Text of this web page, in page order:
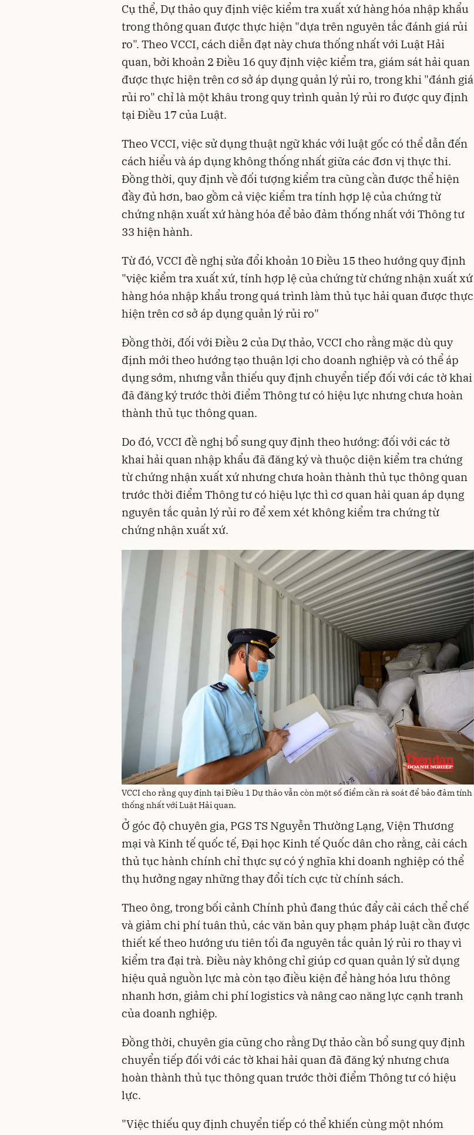
Cụ thể, Dự thảo quy định việc kiểm tra xuất xứ hàng hóa nhập khẩu
trong thông quan được thực hiện "dựa trên nguyên tắc đánh giá rủi
ro". Theo VCCI, cách diễn đạt này chưa thống nhất với Luật Hải
quan, bởi khoản 2 Điều 16 quy định việc kiểm tra, giám sát hải quan
được thực hiện trên cơ sở áp dụng quản lý rủi ro, trong khi "đánh giá
rủi ro" chỉ là một khâu trong quy trình quản lý rủi ro được quy định
tại Điều 17 của Luật.
Theo VCCI, việc sử dụng thuật ngữ khác với luật gốc có thể dẫn đến
cách hiểu và áp dụng không thống nhất giữa các đơn vị thực thi.
Đồng thời, quy định về đối tượng kiểm tra cũng cần được thể hiện
đầy đủ hơn, bao gồm cả việc kiểm tra tính hợp lệ của chứng từ
chứng nhận xuất xứ hàng hóa để bảo đảm thống nhất với Thông tư
33 hiện hành.
Từ đó, VCCI đề nghị sửa đổi khoản 10 Điều 15 theo hướng quy định
"việc kiểm tra xuất xứ, tính hợp lệ của chứng từ chứng nhận xuất xứ
hàng hóa nhập khẩu trong quá trình làm thủ tục hải quan được thực
hiện trên cơ sở áp dụng quản lý rủi ro"
Đồng thời, đối với Điều 2 của Dự thảo, VCCI cho rằng mặc dù quy
định mới theo hướng tạo thuận lợi cho doanh nghiệp và có thể áp
dụng sớm, nhưng vẫn thiếu quy định chuyển tiếp đối với các tờ khai
đã đăng ký trước thời điểm Thông tư có hiệu lực nhưng chưa hoàn
thành thủ tục thông quan.
Do đó, VCCI đề nghị bổ sung quy định theo hướng: đối với các tờ
khai hải quan nhập khẩu đã đăng ký và thuộc diện kiểm tra chứng
từ chứng nhận xuất xứ nhưng chưa hoàn thành thủ tục thông quan
trước thời điểm Thông tư có hiệu lực thì cơ quan hải quan áp dụng
nguyên tắc quản lý rủi ro để xem xét không kiểm tra chứng từ
chứng nhận xuất xứ.
VCCI cho rằng quy định tại Điều 1 Dự thảo vẫn còn một số điểm cần rà soát để bảo đảm tính
thống nhất với Luật Hải quan.
Ở góc độ chuyên gia, PGS TS Nguyễn Thường Lạng, Viện Thương
mại và Kinh tế quốc tế, Đại học Kinh tế Quốc dân cho rằng, cải cách
thủ tục hành chính chỉ thực sự có ý nghĩa khi doanh nghiệp có thể
thụ hưởng ngay những thay đổi tích cực từ chính sách.
Theo ông, trong bối cảnh Chính phủ đang thúc đẩy cải cách thể chế
và giảm chi phí tuân thủ, các văn bản quy phạm pháp luật cần được
thiết kế theo hướng ưu tiên tối đa nguyên tắc quản lý rủi ro thay vì
kiểm tra đại trà. Điều này không chỉ giúp cơ quan quản lý sử dụng
hiệu quả nguồn lực mà còn tạo điều kiện để hàng hóa lưu thông
nhanh hơn, giảm chi phí logistics và nâng cao năng lực cạnh tranh
của doanh nghiệp.
Đồng thời, chuyên gia cũng cho rằng Dự thảo cần bổ sung quy định
chuyển tiếp đối với các tờ khai hải quan đã đăng ký nhưng chưa
hoàn thành thủ tục thông quan trước thời điểm Thông tư có hiệu
lực.
"Việc thiếu quy định chuyển tiếp có thể khiến cùng một nhóm